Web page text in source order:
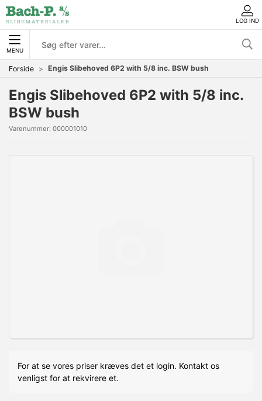
LOG IND
MENU
Forside Engis Slibehoved 6P2 with 5/8 inc. BSW bush
Engis Slibehoved 6P2 with 5/8 inc.
BSW bush
Varenummer: 000001010
For at se vores priser kræves det et login. Kontakt os
venligst for at rekvirere et.